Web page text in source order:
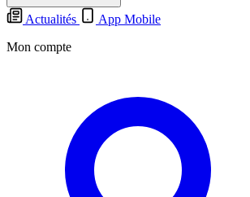
Actualités
App Mobile
Mon compte